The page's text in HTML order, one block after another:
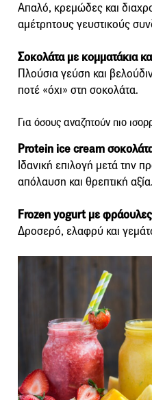
Απαλό, κρεμώδες και
αμέτρητους γευστικούς
Σοκολάτα με κομματάκια
Πλούσια γεύση και
ποτέ «όχι» στη σοκολάτα.
Για όσους αναζητούν πιο
Protein ice cream
Ιδανική επιλογή μετά την
απόλαυση και θρεπτική αξία.
Frozen yogurt με φράουλες
Δροσερό, ελαφρύ και